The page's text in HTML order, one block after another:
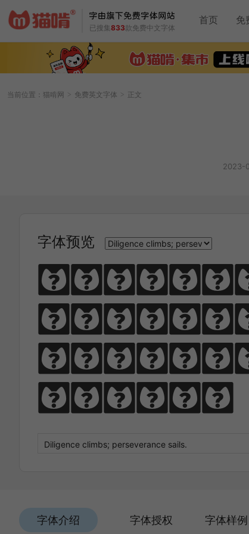
已搜集833款免费中文字体
首页 免
当前位置： 猫啃网 > 免费英文字体 > 正文
2023-
字体预览
sails.
字体介绍 字体授权 字体样例